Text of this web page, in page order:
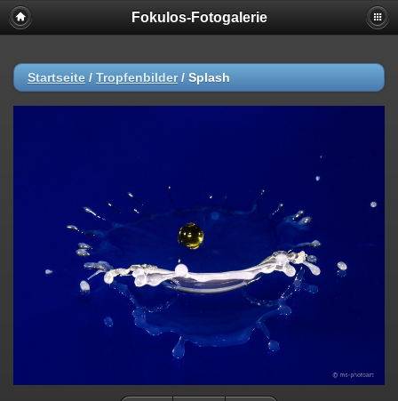
Fokulos-Fotogalerie
Startseite / Tropfenbilder/ Splash